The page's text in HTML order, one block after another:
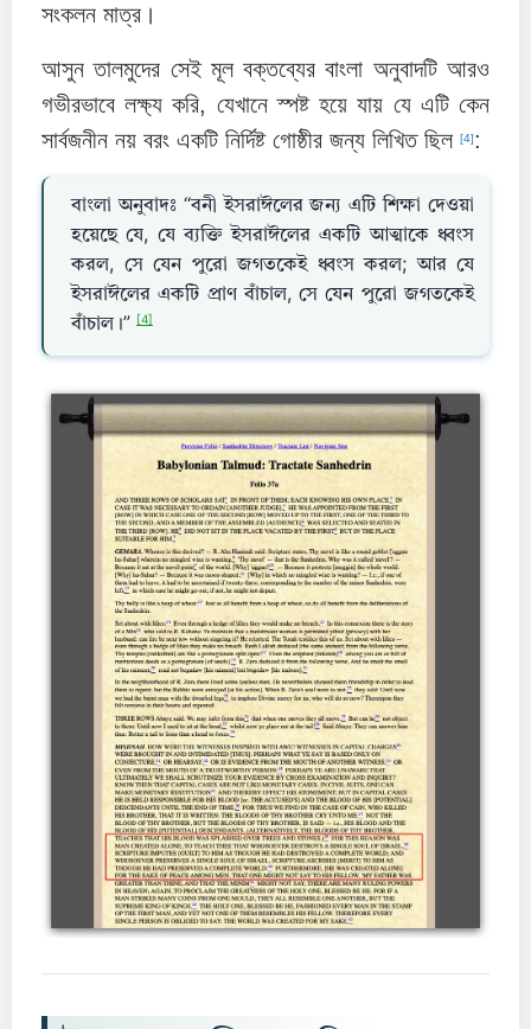
সংকলন মাত্র।
আসুন তালমুদের সেই মূল বক্তব্যের বাংলা অনুবাদটি আরও
গভীরভাবে লক্ষ্য করি, যেখানে স্পষ্ট হয়ে যায় যে এটি কেন
সার্বজনীন নয় বরং একটি নির্দিষ্ট গোষ্ঠীর জন্য লিখিত ছিল [4]:
বাংলা অনুবাদঃ “বনী ইসরাঈলের জন্য এটি শিক্ষা দেওয়া
হয়েছে যে, যে ব্যক্তি ইসরাঈলের একটি আত্মাকে ধ্বংস
করল, সে যেন পুরো জগতকেই ধ্বংস করল; আর যে
ইসরাঈলের একটি প্রাণ বাঁচাল, সে যেন পুরো জগতকেই
বাঁচাল।”
[4]